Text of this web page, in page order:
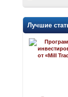
Лучшие